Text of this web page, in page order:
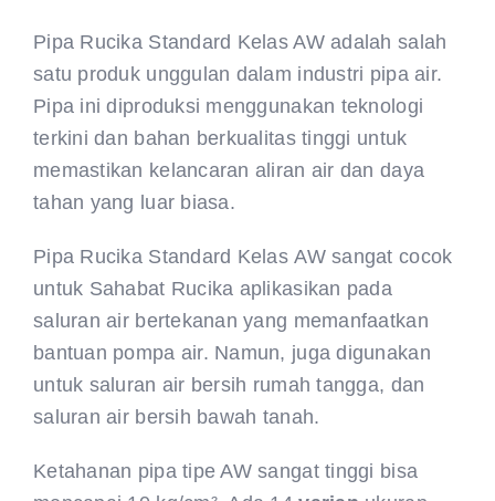
Pipa Rucika Standard Kelas AW adalah salah
satu produk unggulan dalam industri pipa air.
Pipa ini diproduksi menggunakan teknologi
terkini dan bahan berkualitas tinggi untuk
memastikan kelancaran aliran air dan daya
tahan yang luar biasa.
Pipa Rucika Standard Kelas AW sangat cocok
untuk Sahabat Rucika aplikasikan pada
saluran air bertekanan yang memanfaatkan
bantuan pompa air. Namun, juga digunakan
untuk saluran air bersih rumah tangga, dan
saluran air bersih bawah tanah.
Ketahanan pipa tipe AW sangat tinggi bisa